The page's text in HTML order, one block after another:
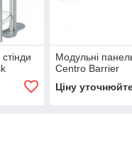
Модульні
Centro Barrier
Ціну